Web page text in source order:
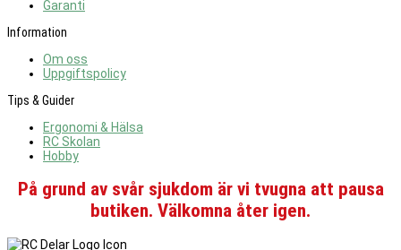
Garanti
Information
Om oss
Uppgiftspolicy
Tips & Guider
Ergonomi & Hälsa
RC Skolan
Hobby
På grund av svår sjukdom är vi tvugna att pausa
butiken. Välkomna åter igen.